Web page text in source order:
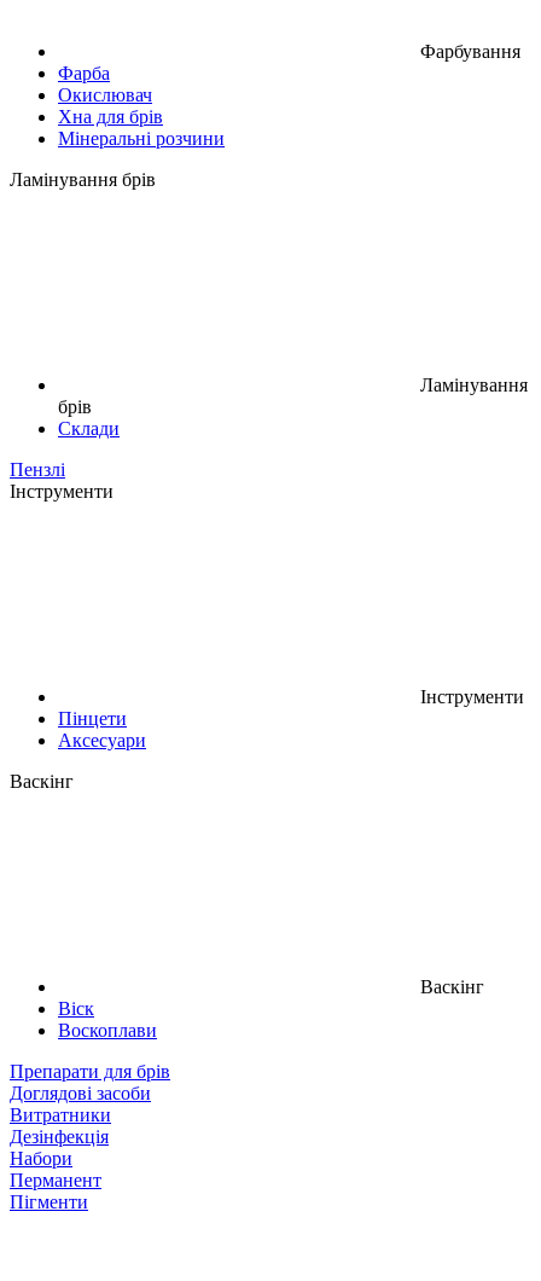
Фарбування
Фарба
Окислювач
Хна для брів
Мінеральні розчини
Ламінування брів
Ламінування
брів
Склади
Пензлі
Інструменти
Інструменти
Пінцети
Аксесуари
Васкінг
Васкінг
Віск
Воскоплави
Препарати для брів
Доглядові засоби
Витратники
Дезінфекція
Набори
Перманент
Пігменти